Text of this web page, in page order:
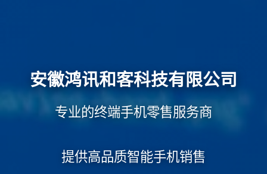
安徽鸿讯和客科技有限公司
专业的终端手机零售服务商
提供高品质智能手机销售